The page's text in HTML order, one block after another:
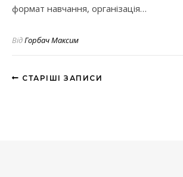
формат навчання, організація…
ВідГорбач Максим
СТАРІШІ ЗАПИСИ